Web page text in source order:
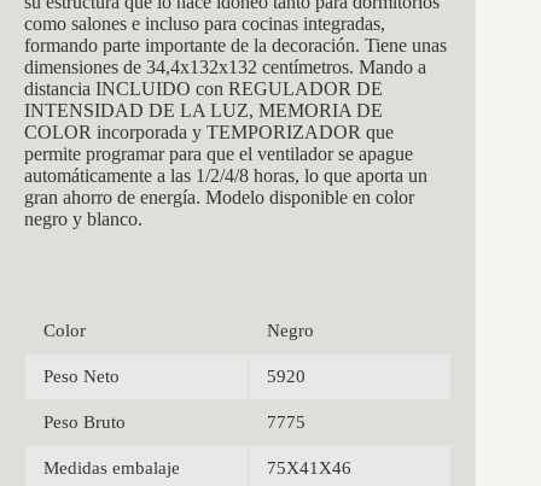
como salones e incluso para cocinas integradas,
formando parte importante de la decoración. Tiene unas
dimensiones de 34,4x132x132 centímetros. Mando a
distancia INCLUIDO con REGULADOR DE
INTENSIDAD DE LA LUZ, MEMORIA DE
COLOR incorporada y TEMPORIZADOR que
permite programar para que el ventilador se apague
automáticamente a las 1/2/4/8 horas, lo que aporta un
gran ahorro de energía. Modelo disponible en color
negro y blanco.
Color Negro
Peso Neto 5920
Peso Bruto 7775
Medidas embalaje 75X41X46